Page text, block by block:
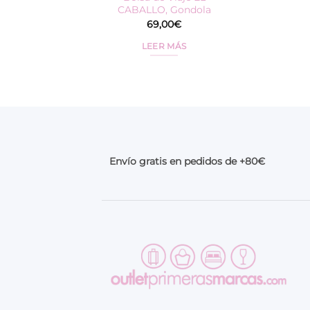
CABALLO, Gondola
69,00€
LEER MÁS
Envío gratis en pedidos de +80€